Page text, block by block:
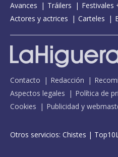
Avances
Tráilers
Festivales
Actores y actrices
Carteles
Contacto Redacción
Aspectos legales
Política de
Cookies
Publicidad y
Otros servicios: Chistes |